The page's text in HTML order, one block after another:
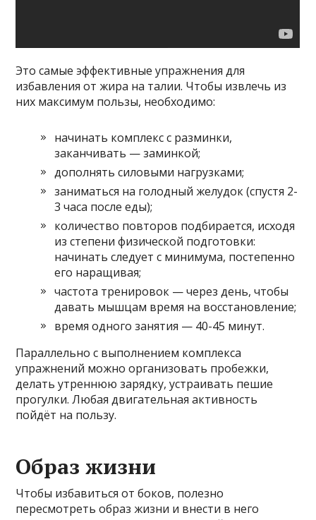
Это самые эффективные упражнения для
избавления от жира на талии. Чтобы извлечь из
них максимум пользы, необходимо:
начинать комплекс с разминки,
заканчивать — заминкой;
дополнять силовыми нагрузками;
заниматься на голодный желудок (спустя 2-
3 часа после еды);
количество повторов подбирается, исходя
из степени физической подготовки:
начинать следует с минимума, постепенно
его наращивая;
частота тренировок — через день, чтобы
давать мышцам время на восстановление;
время одного занятия — 40-45 минут.
Параллельно с выполнением комплекса
упражнений можно организовать пробежки,
делать утреннюю зарядку, устраивать пешие
прогулки. Любая двигательная активность
пойдёт на пользу.
Образ жизни
Чтобы избавиться от боков, полезно
пересмотреть образ жизни и внести в него